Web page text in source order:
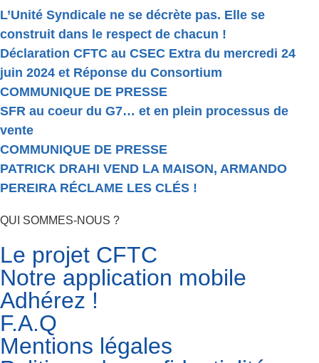
L’Unité Syndicale ne se décrète pas. Elle se
construit dans le respect de chacun !
Déclaration CFTC au CSEC Extra du mercredi 24
juin 2024 et Réponse du Consortium
COMMUNIQUE DE PRESSE
SFR au coeur du G7… et en plein processus de
vente
COMMUNIQUE DE PRESSE
PATRICK DRAHI VEND LA MAISON, ARMANDO
PEREIRA RÉCLAME LES CLÉS !
QUI SOMMES-NOUS ?
Le projet CFTC
Notre application mobile
Adhérez !
F.A.Q
Mentions légales